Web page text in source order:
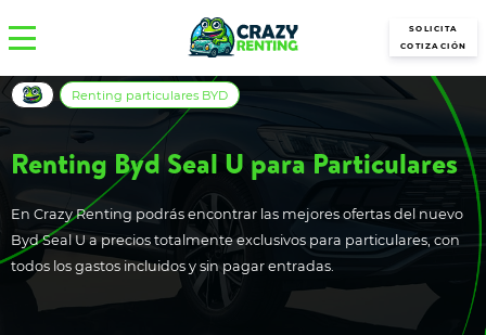
SOLICITA
COTIZACIÓN
Renting Byd Seal U para Particulares
En Crazy Renting podrás encontrar las mejores ofertas del nuevo
Byd Seal U a precios totalmente exclusivos para particulares, con
todos los gastos incluidos y sin pagar entradas.
Renting particulares BYD